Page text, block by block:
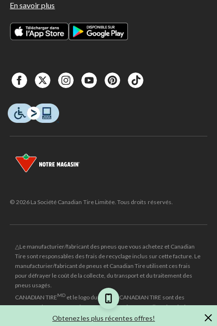
Obtenez les plus récentes offres!
En savoir plus
© 2026 La Société Canadian Tire Limitée. Tous droits réservés.
△Le manufacturier/fabricant des pneus que vous achetez et Canadian
Tire sont responsables des frais de recyclage inclus sur cette facture. Le
manufacturier/fabricant de pneus et Canadian Tire utilisent ces frais
pour défrayer le coût de la collecte, du transport et du traitement des
pneus usagés.
CANADIAN TIREMD et le logo du triangle CANADIAN TIRE sont des
marques de commerce déposées de la Société Canadian Tire Limitée.